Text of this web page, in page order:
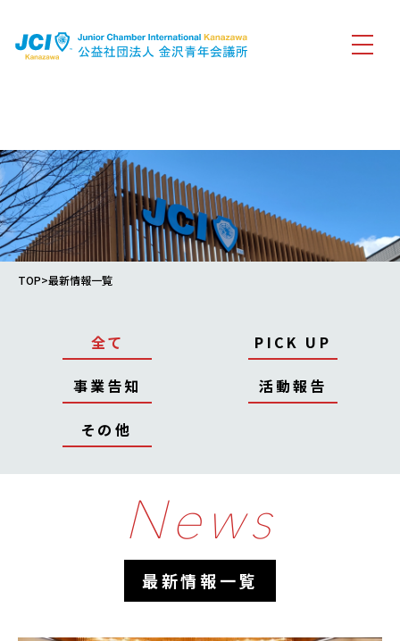
Warning: Attempt to read property "term_id" on false in
/home/jk20210101/kanazawa-jc.org/public_html/wp-
TOP>最新情報一覧
全て PICK UP
事業告知 活動報告
その他
News
最新情報一覧